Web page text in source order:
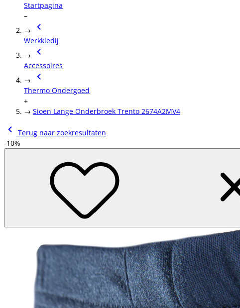
Startpagina
–
→
Werkkledij
→
Accessoires
→
Thermo Ondergoed
+
→ Sioen Lange Onderbroek Trento 2674A2MV4
Terug naar zoekresultaten
-10%